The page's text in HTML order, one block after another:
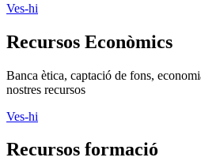
Ves-hi
Recursos Econòmics
Banca ètica, captació de fons,
nostres recursos
Ves-hi
Recursos formació